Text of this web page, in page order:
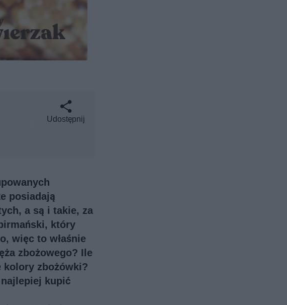
Udostępnij
posiadają
a są i takie, za
który
więc to właśnie
zbożowego? Ile
kolory zbożówki?
kupić